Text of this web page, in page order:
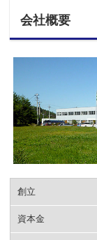
会社概要
創立
資本金